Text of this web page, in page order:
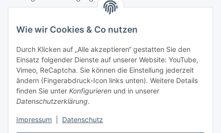
Wie wir Cookies & Co nutzen
Durch Klicken auf „Alle akzeptieren“ gestatten Sie den
Einsatz folgender Dienste auf unserer Website: YouTube,
Vimeo, ReCaptcha. Sie können die Einstellung jederzeit
ändern (Fingerabdruck-Icon links unten). Weitere Details
finden Sie unter Konfigurieren und in unserer
Datenschutzerklärung.
Impressum Datenschutz
info (at) zweitedel.de
Informationen
Gesetzliche Informationen